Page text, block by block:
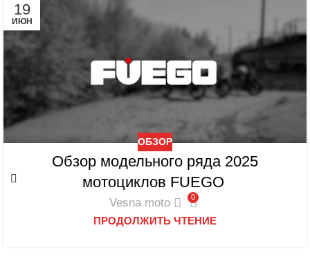
19
ИЮН
ОБЗОР
Обзор модельного ряда 2025
мотоциклов FUEGO
Vesna moto 0
ПРОДОЛЖИТЬ ЧТЕНИЕ